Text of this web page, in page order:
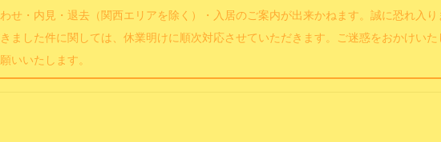
せ・内見・退去（関西エリアを除く）・入居のご案内が出来かねます。誠に恐れ入り
ました件に関しては、休業明けに順次対応させていただきます。ご迷惑をおかけいた
いいたします。